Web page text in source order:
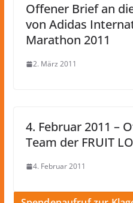
Offener Brief an
von Adidas
Marathon 2011
2. März 2011
4. Februar 2011 –
Team der FRUIT
4. Februar 2011